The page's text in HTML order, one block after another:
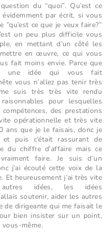
du “quoi”. Qu’est ce
par écrit, si vous
ce que je veux faire?”
un peu plus difficile vous
en mettant d’un côté les
en œuvre, ce qui vous
fait moins envie. Parce que
une idée qui vous fait
vous n’allez pas tenir très
suis très très vite rendu
pour lesquelles
des prestations
opérationnelle et très vite
ans que je le faisais, donc je
puis c’était rassurant de
du chiffre d’affaire mais ce
faire. Je suis d’un
j’ai écouté cette voix de la
Et heureusement j’ai très vite
idées, les idées
soutenir, aider les autres
de dirigeante qui me faisait le
bien insister sur un point,
vous-même.